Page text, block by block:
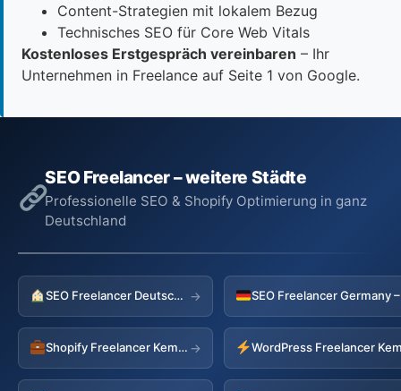
Content-Strategien mit lokalem Bezug
Technisches SEO für Core Web Vitals
Kostenloses Erstgespräch vereinbaren – Ihr
Unternehmen in Freelance auf Seite 1 von Google.
SEO Freelancer – weitere Städte
Professionelle SEO & Shopify Optimierung in ganz
Deutschland
SEO Freelancer Deutschland →
Shopify Freelancer Kempen → WordPress Freelancer